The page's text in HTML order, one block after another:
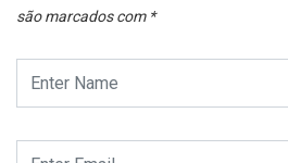
são marcados com *